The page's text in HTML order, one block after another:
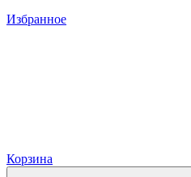
Избранное
Корзина